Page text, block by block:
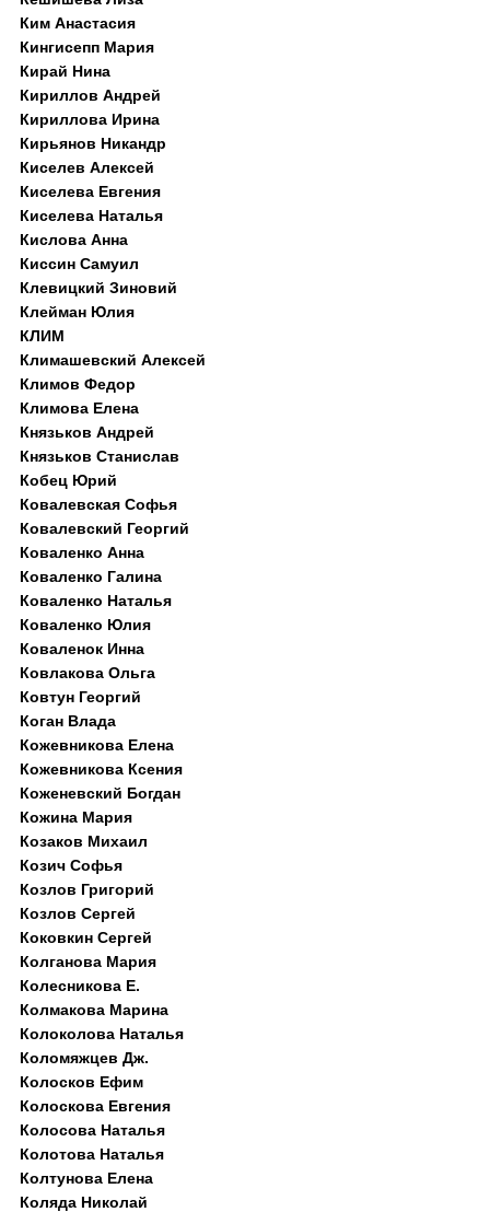
Ким Анастасия
Кингисепп Мария
Кирай Нина
Кириллов Андрей
Кириллова Ирина
Кирьянов Никандр
Киселев Алексей
Киселева Евгения
Киселева Наталья
Кислова Анна
Киссин Самуил
Клевицкий Зиновий
Клейман Юлия
КЛИМ
Климашевский Алексей
Климов Федор
Климова Елена
Князьков Андрей
Князьков Станислав
Кобец Юрий
Ковалевская Софья
Ковалевский Георгий
Коваленко Анна
Коваленко Галина
Коваленко Наталья
Коваленко Юлия
Коваленок Инна
Ковлакова Ольга
Ковтун Георгий
Коган Влада
Кожевникова Елена
Кожевникова Ксения
Коженевский Богдан
Кожина Мария
Козаков Михаил
Козич Софья
Козлов Григорий
Козлов Сергей
Коковкин Сергей
Колганова Мария
Колесникова Е.
Колмакова Марина
Колоколова Наталья
Коломяжцев Дж.
Колосков Ефим
Колоскова Евгения
Колосова Наталья
Колотова Наталья
Колтунова Елена
Коляда Николай